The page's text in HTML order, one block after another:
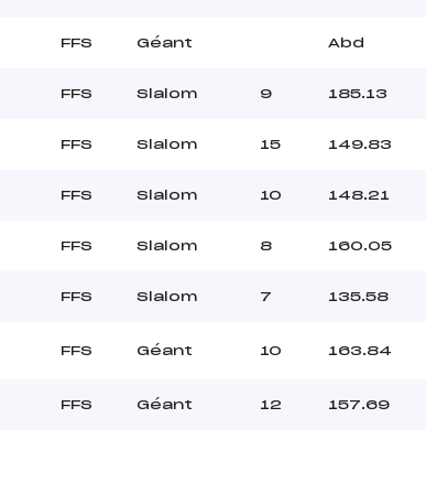
FFS Géant Abd
FFS Slalom 9 185.13
FFS Slalom 15 149.83
FFS Slalom 10 148.21
FFS Slalom 8 160.05
FFS Slalom 7 135.58
FFS Géant 10 163.84
FFS Géant 12 157.69